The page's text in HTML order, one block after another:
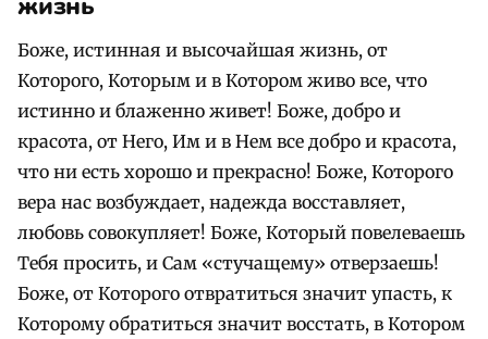
Боже, истинная и высочайшая жизнь, от
Которого, Которым и в Котором живо все, что
истинно и блаженно живет! Боже, добро и
красота, от Него, Им и в Нем все добро и красота,
что ни есть хорошо и прекрасно! Боже, Которого
вера нас возбуждает, надежда восставляет,
любовь совокупляет! Боже, Который повелеваешь
Тебя просить, и Сам «стучащему» отверзаешь!
Боже, от Которого отвратиться значит упасть, к
Которому обратиться значит восстать, в Котором